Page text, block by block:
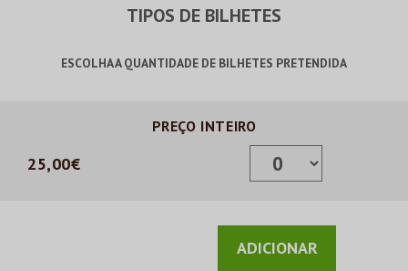
TIPOS DE BILHETES
ESCOLHA A QUANTIDADE DE BILHETES PRETENDIDA
PREÇO INTEIRO
25,00€